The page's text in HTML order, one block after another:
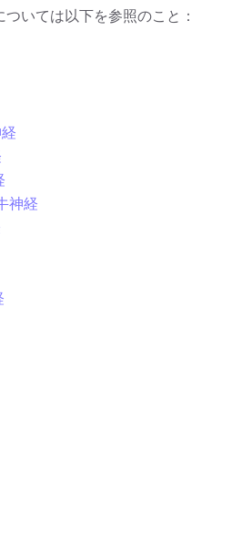
いては以下を参照のこと：
神経